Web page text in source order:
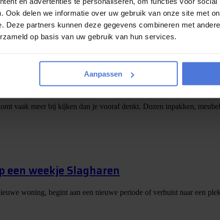
Ook delen we informatie over uw gebruik van onze site met
Deze partners kunnen deze gegevens combineren met
op basis van uw gebruik van hun services.
Aanpassen
bijna bekendgemaakt! De afgelopen periode kon u via Magic
vaak meer bij kijken dan je vooraf denkt. Dozen inpakken,
een weekje Slagharen
woning, begint aan een nieuwe periode of verhuist naar een